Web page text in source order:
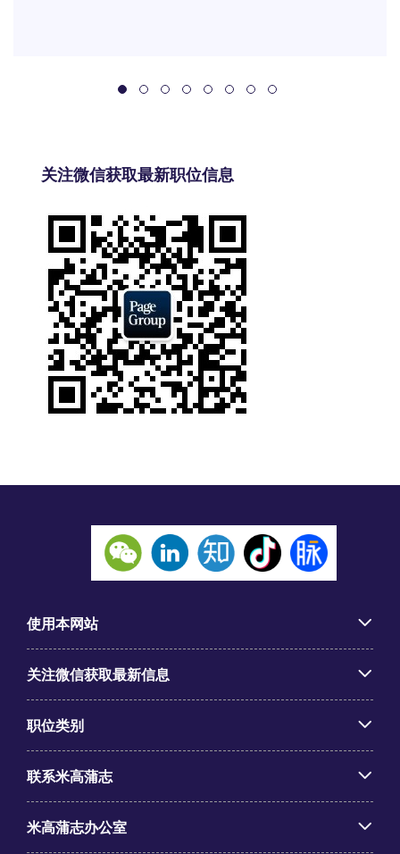
关注微信获取最新职位信息
使用本网站
关注微信获取最新信息
职位类别
联系米高蒲志
米高蒲志办公室